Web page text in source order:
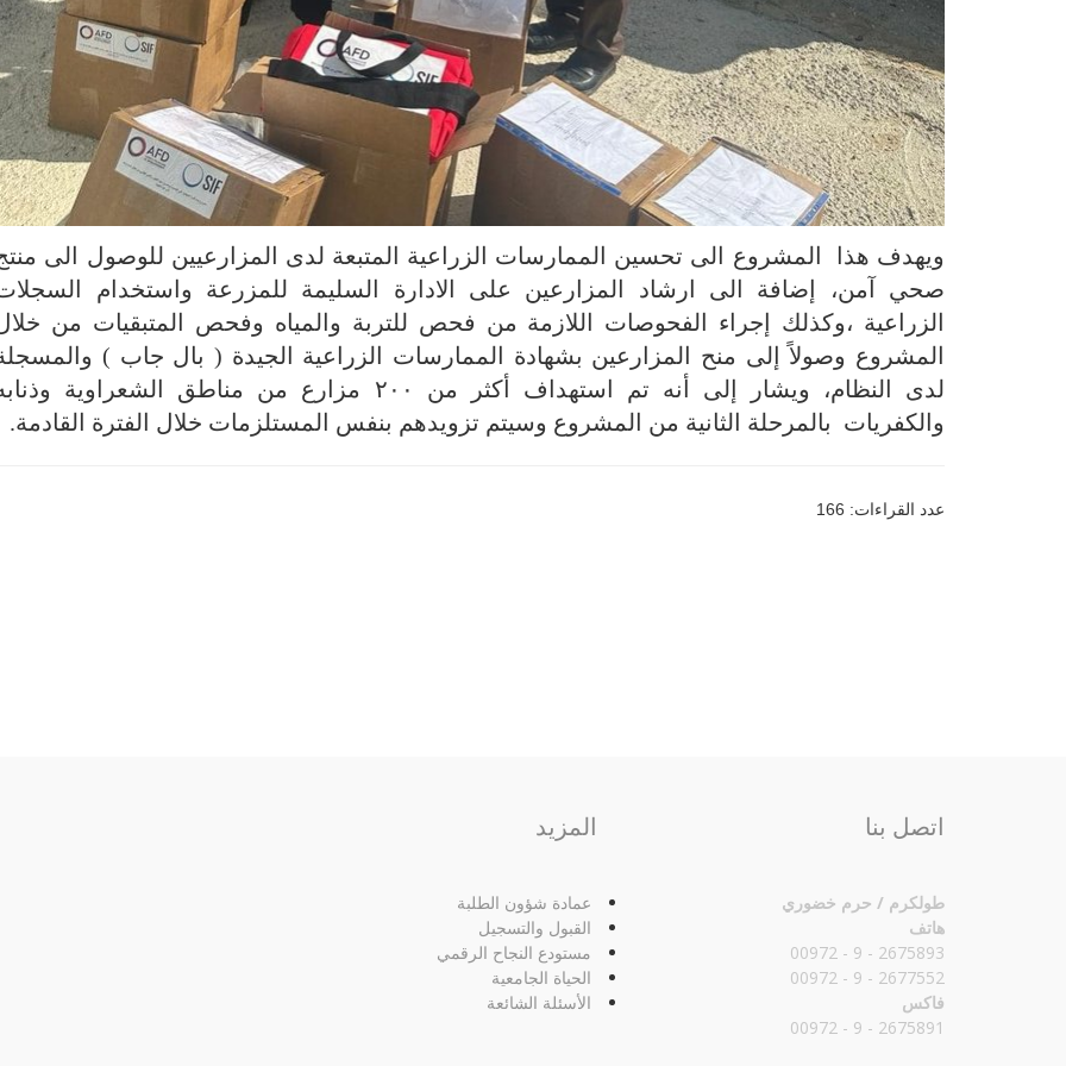
ويهدف هذا المشروع الى تحسين الممارسات الزراعية المتبعة لدى المزارعيين للوصول الى
صحي آمن، إضافة الى ارشاد المزارعين على الادارة السليمة للمزرعة واستخدام
الزراعية ،وكذلك إجراء الفحوصات اللازمة من فحص للتربة والمياه وفحص المتبقيات من
المشروع وصولاً إلى منح المزارعين بشهادة الممارسات الزراعية الجيدة ( بال جاب )
لدى النظام، ويشار إلى أنه تم استهداف أكثر من ٢٠٠ مزارع من مناطق الشعراوية
والكفريات بالمرحلة الثانية من المشروع وسيتم تزويدهم بنفس المستلزمات خلال الفترة القادمة.
عدد القراءات: 166
اتصل بنا
طولكرم / حرم خضوري
هاتف
2675893 - 9 - 00972
2677552 - 9 - 00972
فاكس
2675891 - 9 - 00972
المزيد
عمادة شؤون الطلبة
القبول والتسجيل
مستودع النجاح الرقمي
الحياة الجامعية
الأسئلة الشائعة